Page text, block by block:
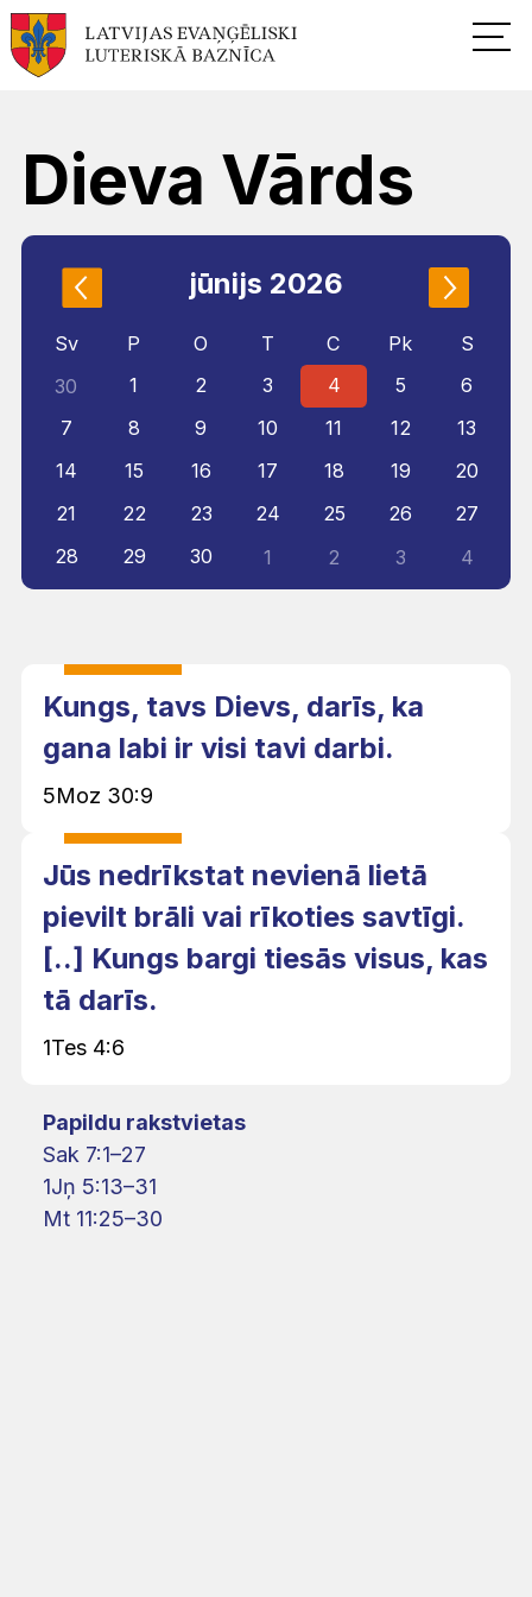
Dieva Vārds
Kungs, tavs Dievs, darīs, ka
gana labi ir visi tavi darbi.
5Moz 30:9
Jūs nedrīkstat nevienā lietā
pievilt brāli vai rīkoties savtīgi.
[..] Kungs bargi tiesās visus, kas
tā darīs.
1Tes 4:6
Papildu rakstvietas
Sak 7:1–27
1Jņ 5:13–31
Mt 11:25–30
jūnijs 2026
Sv P O T C Pk
S
30
1 2 3 4 5
6
7
8 9 10 11 12
13
14
15 16 17 18 19
20
21
22 23 24 25 26
27
28
29 30 1 2 3 4